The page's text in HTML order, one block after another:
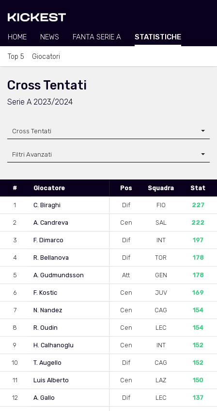
HOME NEWS FANTA SERIE A STATISTICHE
Top 5 Giocatori
Cross Tentati
Serie A 2023/2024
Cross Tentati
Filtri Avanzati
# Giocatore Pos Squadra Stat
1 C. Biraghi Dif FIO 227
2 A. Candreva Cen SAL 222
3 F. Dimarco Dif INT 197
4 R. Bellanova Dif TOR 178
5 A. Gudmundsson Att GEN 178
6 F. Kostic Cen JUV 169
7 N. Nandez Cen CAG 154
8 R. Oudin Cen LEC 154
9 H. Calhanoglu Cen INT 152
10 T. Augello Dif CAG 152
11 Luis Alberto Cen LAZ 150
12 A. Gallo Dif LEC 137